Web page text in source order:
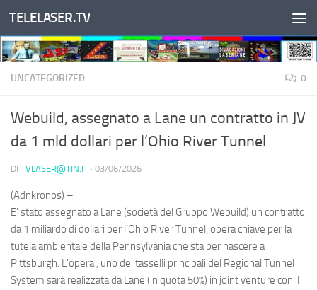
Salta al contenuto
TELELASER.TV
UNCATEGORIZED 0
Webuild, assegnato a Lane un contratto in JV
da 1 mld dollari per l’Ohio River Tunnel
DI TVLASER@TIN.IT · 03/06/2026
(Adnkronos) –
E' stato assegnato a Lane (società del Gruppo Webuild) un contratto
da 1 miliardo di dollari per l’Ohio River Tunnel, opera chiave per la
tutela ambientale della Pennsylvania che sta per nascere a
Pittsburgh. L'opera , uno dei tasselli principali del Regional Tunnel
System sarà realizzata da Lane (in quota 50%) in joint venture con il